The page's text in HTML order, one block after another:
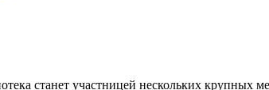
станет участницей нескольких крупных